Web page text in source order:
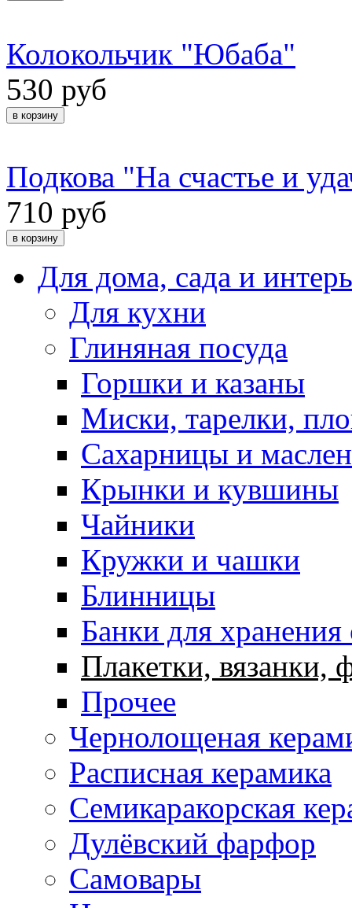
Колокольчик "Юбаба"
530 руб
Подкова "На счастье и
710 руб
Для дома, сада и
Для кухни
Глиняная посуда
Горшки и казаны
Миски, тарелки,
Сахарницы и
Крынки и кувшины
Чайники
Кружки и чашки
Блинницы
Банки для
Плакетки, вязанки,
Прочее
Чернолощеная
Расписная керамика
Семикаракорская
Дулёвский фарфор
Самовары